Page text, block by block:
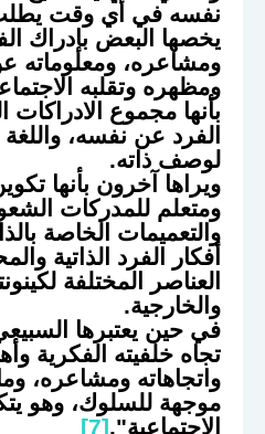
نفسه في أي وقت
يخصها البعض بإدراك
ومشاعره، ومعلوماته
ومظهره وتقلبه
بأنها مجموع الادراكات
الفرد عن نفسه،
لوصف ذاته.
ويراها آخرون بأنها
ومتعلم للمدركات
والتعميمات الخاصة
أفكار الفرد الذاتية
العناصر المختلفة
والخارجية.
في حين يعتبرها
تجاه خلفيته الفكرية
واتجاهاته ومشاعره،
موجهة للسلوك، وهو
الاجتماعية".[7]